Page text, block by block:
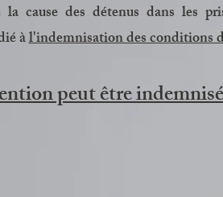
la cause des détenus dans les
àl'indemnisation des conditions
peut être